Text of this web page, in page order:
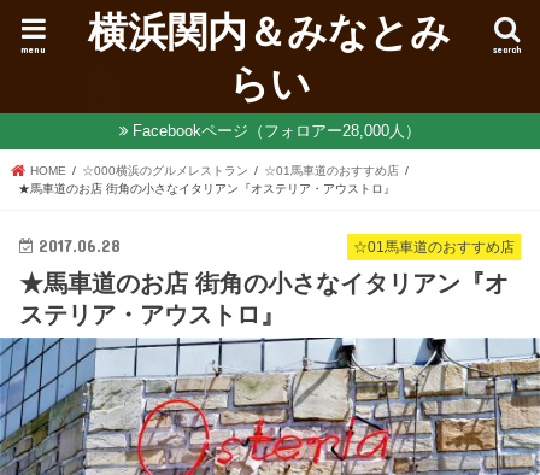
横浜関内＆みなとみ
らい
search
menu
Facebookページ（フォロアー28,000人）
HOME ☆000横浜のグルメレストラン
☆01馬車道のおすすめ店
★馬車道のお店 街角の小さなイタリアン『オステリア・アウストロ』
☆01馬車道のおすすめ店
2017.06.28
★馬車道のお店 街角の小さなイタリアン『オ
ステリア・アウストロ』